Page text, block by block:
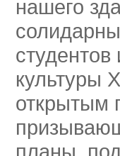
нашего
культуры
открытым